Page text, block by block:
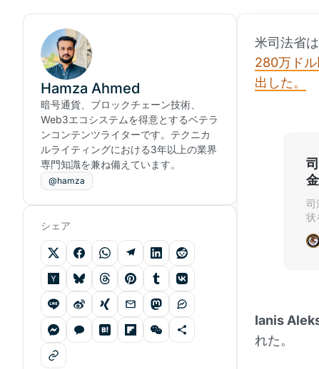
米司法省
280万ド
出した。
司
状
Ianis
れた。
Hamza Ahmed
暗号通貨、ブロックチェーン技術、
Web3エコシステムを得意とするベテラ
ンコンテンツライターです。テクニカ
ルライティングにおける3年以上の業界
専門知識を兼ね備えています。
@hamza
シェア